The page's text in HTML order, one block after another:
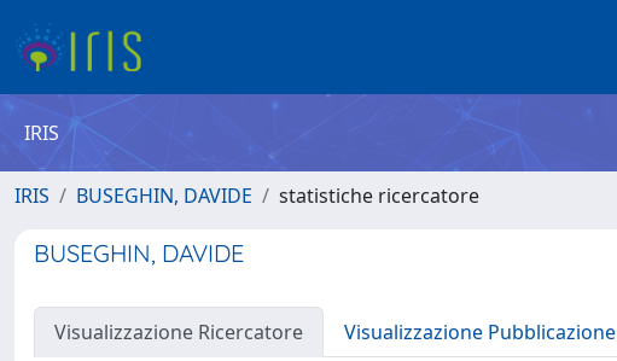
IRIS
IRIS BUSEGHIN, DAVIDE statistiche ricercatore
BUSEGHIN, DAVIDE
Visualizzazione Ricercatore Visualizzazione Pubblicazione